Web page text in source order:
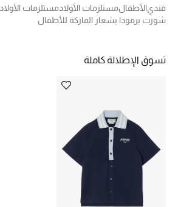
ما وصلنا حديثاً
الموسم الجديد
ركن أناقة المنتجعات
فنديالأطفالمستلزمات الأولادمستلزمات الأولاد
شورت برمودا بشعار الماركة للأطفال
تسوق الإطلالة كاملة